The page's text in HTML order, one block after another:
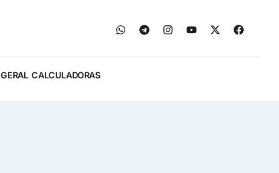
GERAL CALCULADORAS